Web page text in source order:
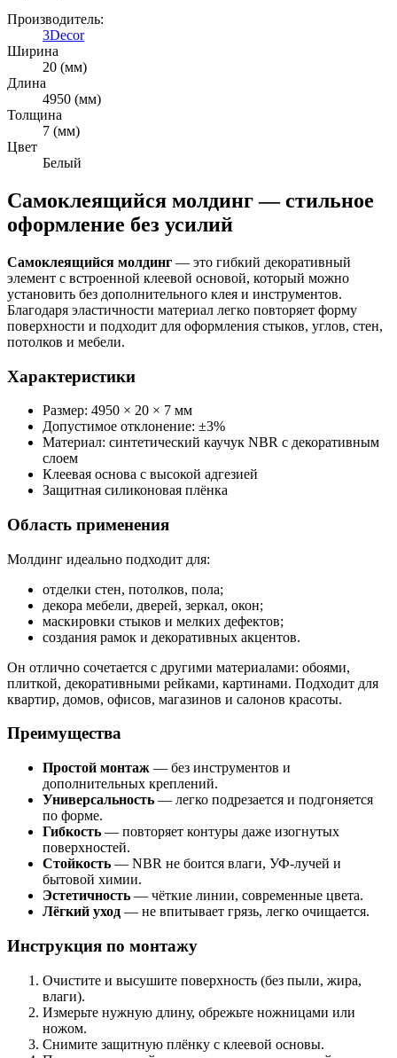
Производитель:
3Decor
Ширина
20 (мм)
Длина
4950 (мм)
Толщина
7 (мм)
Цвет
Белый
Самоклеящийся молдинг — стильное
оформление без усилий
Самоклеящийся молдинг — это гибкий декоративный
элемент с встроенной клеевой основой, который можно
установить без дополнительного клея и инструментов.
Благодаря эластичности материал легко повторяет форму
поверхности и подходит для оформления стыков, углов, стен,
потолков и мебели.
Характеристики
Размер: 4950 × 20 × 7 мм
Допустимое отклонение: ±3%
Материал: синтетический каучук NBR с декоративным
слоем
Клеевая основа с высокой адгезией
Защитная силиконовая плёнка
Область применения
Молдинг идеально подходит для:
отделки стен, потолков, пола;
декора мебели, дверей, зеркал, окон;
маскировки стыков и мелких дефектов;
создания рамок и декоративных акцентов.
Он отлично сочетается с другими материалами: обоями,
плиткой, декоративными рейками, картинами. Подходит для
квартир, домов, офисов, магазинов и салонов красоты.
Преимущества
Простой монтаж — без инструментов и
дополнительных креплений.
Универсальность — легко подрезается и подгоняется
по форме.
Гибкость — повторяет контуры даже изогнутых
поверхностей.
Стойкость — NBR не боится влаги, УФ-лучей и
бытовой химии.
Эстетичность — чёткие линии, современные цвета.
Лёгкий уход — не впитывает грязь, легко очищается.
Инструкция по монтажу
Очистите и высушите поверхность (без пыли, жира,
влаги).
Измерьте нужную длину, обрежьте ножницами или
ножом.
Снимите защитную плёнку с клеевой основы.